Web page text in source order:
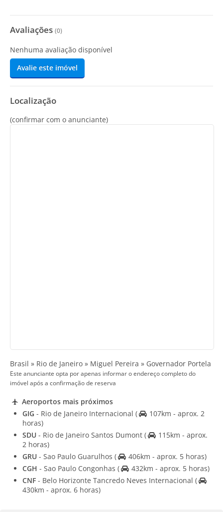
Avaliações (0)
Nenhuma avaliação disponível
Avalie este imóvel
Localização
(confirmar com o anunciante)
Brasil » Rio de Janeiro » Miguel Pereira » Governador Portela
Este anunciante opta por apenas informar o endereço completo do
imóvel após a confirmação de reserva
Aeroportos mais próximos
GIG - Rio de Janeiro Internacional (
107km - aprox. 2
horas)
SDU - Rio de Janeiro Santos Dumont (
115km - aprox.
2 horas)
GRU - Sao Paulo Guarulhos (
406km - aprox. 5 horas)
CGH - Sao Paulo Congonhas (
432km - aprox. 5 horas)
CNF - Belo Horizonte Tancredo Neves Internacional (
430km - aprox. 6 horas)